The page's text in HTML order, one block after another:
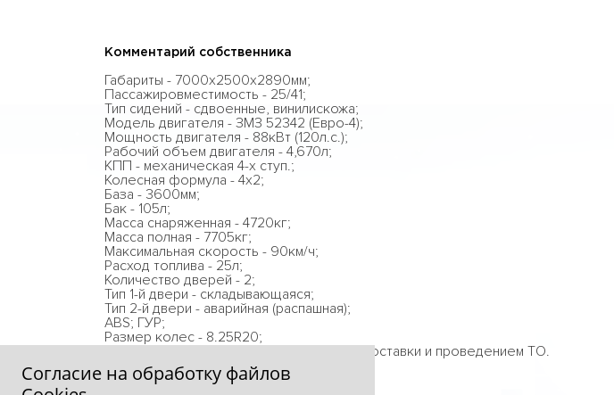
Комментарий собственника
Габариты - 7000х2500х2890мм;
Пассажировместимость - 25/41;
Тип сидений - сдвоенные, винилискожа;
Модель двигателя - ЗМЗ 52342 (Евро-4);
Мощность двигателя - 88кВт (120л.с.);
Рабочий объем двигателя - 4,670л;
КПП - механическая 4-х ступ.;
Колесная формула - 4x2;
База - 3600мм;
Бак - 105л;
Масса снаряженная - 4720кг;
Масса полная - 7705кг;
Максимальная скорость - 90км/ч;
Расход топлива - 25л;
Количество дверей - 2;
Тип 1-й двери - складывающаяся;
Тип 2-й двери - аварийная (распашная);
ABS; ГУР;
Размер колес - 8.25R20;
Цена указана в г. Красноярск, с учетом доставки и проведением ТО.
Согласие на обработку файлов